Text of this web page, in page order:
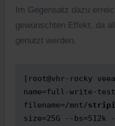
Im Gegensatz dazu
gewünschten Effekt, da
genutzt werden.
[root@vhr-rocky
name=full-write-
filename=/mnt/
size=25G --